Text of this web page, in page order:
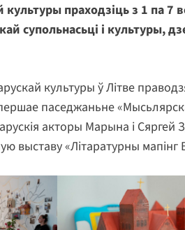
праходзіць з 1 па 7
супольнасьці і культуры,
культуры ў Літве
паседжаньне
акторы Марына і
выставу «Літаратурны мапінг